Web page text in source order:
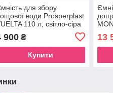
для збору
води Prosperplast
110 л, світло-сіра
900₴
Купити
13